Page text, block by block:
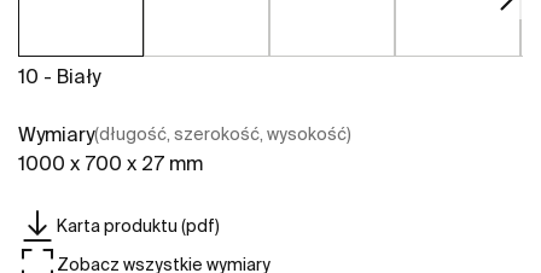
10 - Biały
Wymiary(długość, szerokość, wysokość)
1000 x 700 x 27 mm
Karta produktu (pdf)
Zobacz wszystkie wymiary